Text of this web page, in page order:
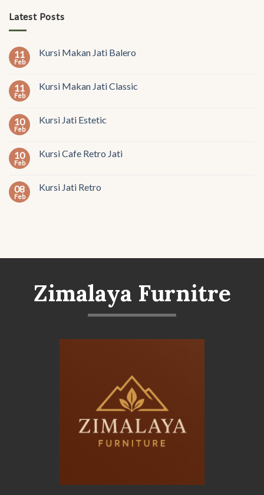
Latest Posts
11
Feb
Kursi Makan Jati Balero
11
Feb
Kursi Makan Jati Classic
10
Feb
Kursi Jati Estetic
10
Feb
Kursi Cafe Retro Jati
08
Feb
Kursi Jati Retro
Zimalaya Furnitre